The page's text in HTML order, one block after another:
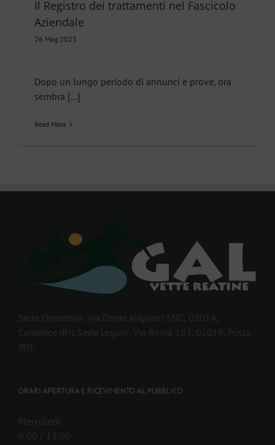
Il Registro dei trattamenti nel Fascicolo
Aziendale
26 Mag 2023
Dopo un lungo periodo di annunci e prove, ora
sembra [...]
Read More
Sede Operativa: Via Dante Alighieri SNC, 02014,
Cantalice (RI). Sede Legale: Via Roma 103, 02019, Posta
(RI).
ORARI APERTURA E RICEVIMENTO AL PUBBLICO
Mercoledì:
9:00 / 13:00